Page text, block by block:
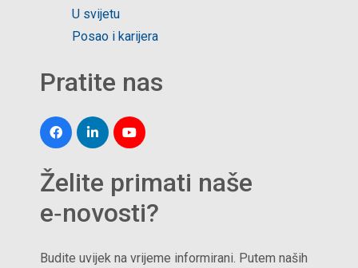
U svijetu
Posao i karijera
Pratite nas
Želite primati naše
e‑novosti?
Budite uvijek na vrijeme informirani. Putem naših